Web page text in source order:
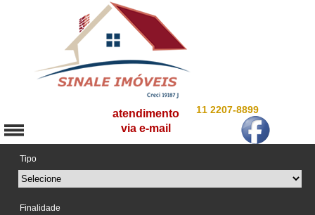
11 2207-8899
atendimento
via e-mail
Tipo
Finalidade